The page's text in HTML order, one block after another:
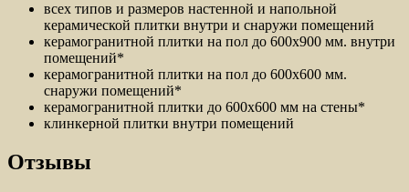
всех типов и размеров настенной и напольной
керамической плитки внутри и снаружи помещений
керамогранитной плитки на пол до 600х900 мм. внутри
помещений*
керамогранитной плитки на пол до 600х600 мм.
снаружи помещений*
керамогранитной плитки до 600х600 мм на стены*
клинкерной плитки внутри помещений
Отзывы